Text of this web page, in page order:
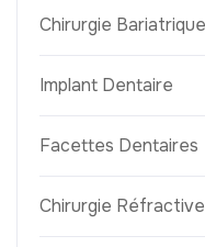
Chirurgie Bariatrique
Implant Dentaire
Facettes Dentaires
Chirurgie Réfractive